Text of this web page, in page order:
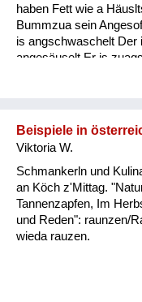
haben Fett wie a
Bummzua sein
is angschwaschelt Der
angesäuselt Er is
schon gaunz steif Der
Radierer Blunzenfett
Beispiele in
Viktoria W.
Schmankerln und
an Köch z'Mittag.
Tannenzapfen, Im
und Reden": raunzen/
wieda rauzen.